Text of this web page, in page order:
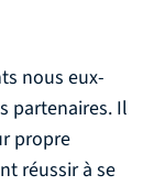
nous eux-
partenaires. Il
propre
réussir à se